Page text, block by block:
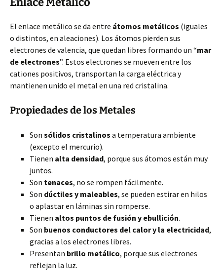
El enlace metálico se da entre átomos metálicos (iguales
o distintos, en aleaciones). Los átomos pierden sus
electrones de valencia, que quedan libres formando un “mar
de electrones”. Estos electrones se mueven entre los
cationes positivos, transportan la carga eléctrica y
mantienen unido el metal en una red cristalina.
Propiedades de los Metales
Son sólidos cristalinos a temperatura ambiente
(excepto el mercurio).
Tienen alta densidad, porque sus átomos están muy
juntos.
Son tenaces, no se rompen fácilmente.
Son dúctiles y maleables, se pueden estirar en hilos
o aplastar en láminas sin romperse.
Tienen altos puntos de fusión y ebullición.
Son buenos conductores del calor y la electricidad,
gracias a los electrones libres.
Presentan brillo metálico, porque sus electrones
reflejan la luz.